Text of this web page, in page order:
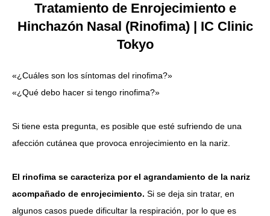
Tratamiento de Enrojecimiento e
Hinchazón Nasal (Rinofima) | IC Clinic
Tokyo
«¿Cuáles son los síntomas del rinofima?»
«¿Qué debo hacer si tengo rinofima?»
Si tiene esta pregunta, es posible que esté sufriendo de una
afección cutánea que provoca enrojecimiento en la nariz.
El rinofima se caracteriza por el agrandamiento de la nariz
acompañado de enrojecimiento. Si se deja sin tratar, en
algunos casos puede dificultar la respiración, por lo que es
Idioma
日本語